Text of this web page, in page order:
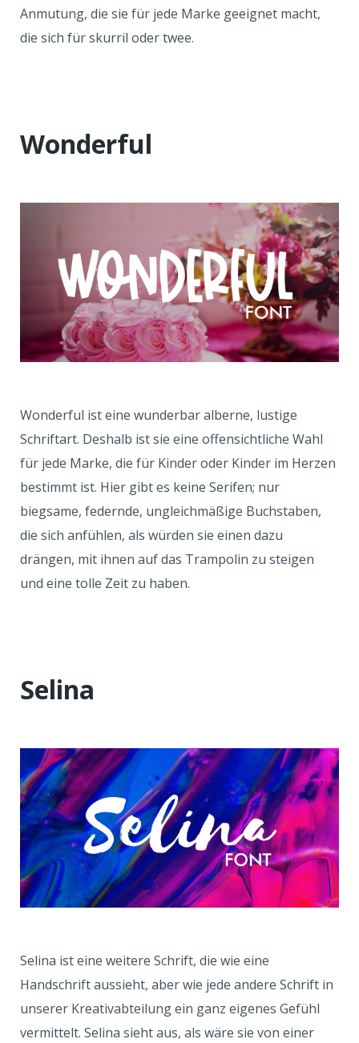
Anmutung, die sie für jede Marke geeignet macht,
die sich für skurril oder twee.
Wonderful
Wonderful ist eine wunderbar alberne, lustige
Schriftart. Deshalb ist sie eine offensichtliche Wahl
für jede Marke, die für Kinder oder Kinder im Herzen
bestimmt ist. Hier gibt es keine Serifen; nur
biegsame, federnde, ungleichmäßige Buchstaben,
die sich anfühlen, als würden sie einen dazu
drängen, mit ihnen auf das Trampolin zu steigen
und eine tolle Zeit zu haben.
Selina
Selina ist eine weitere Schrift, die wie eine
Handschrift aussieht, aber wie jede andere Schrift in
unserer Kreativabteilung ein ganz eigenes Gefühl
vermittelt. Selina sieht aus, als wäre sie von einer